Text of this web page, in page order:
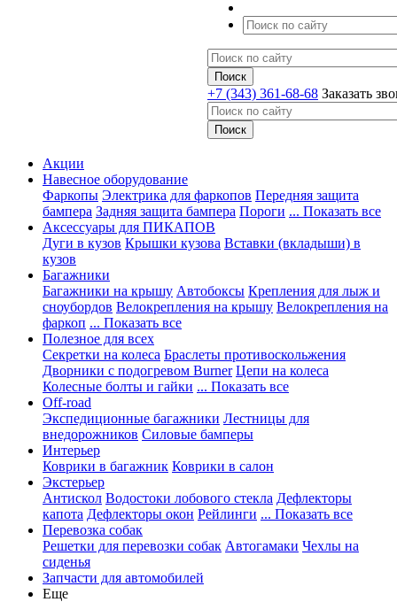
+7 (343) 361-68-68 Заказать
Акции
Навесное оборудование
Фаркопы Электрика для фаркопов Передняя защита
бампера Задняя защита бампера Пороги ... Показать все
Аксессуары для ПИКАПОВ
Дуги в кузов Крышки кузова Вставки (вкладыши) в
кузов
Багажники
Багажники на крышу Автобоксы Крепления для лыж и
сноубордов Велокрепления на крышу Велокрепления на
фаркоп ... Показать все
Полезное для всех
Секретки на колеса Браслеты противоскольжения
Дворники с подогревом Burner Цепи на колеса
Колесные болты и гайки ... Показать все
Off-road
Экспедиционные багажники Лестницы для
внедорожников Силовые бамперы
Интерьер
Коврики в багажник Коврики в салон
Экстерьер
Антискол Водостоки лобового стекла Дефлекторы
капота Дефлекторы окон Рейлинги ... Показать все
Перевозка собак
Решетки для перевозки собак Автогамаки Чехлы на
сиденья
Запчасти для автомобилей
Еще